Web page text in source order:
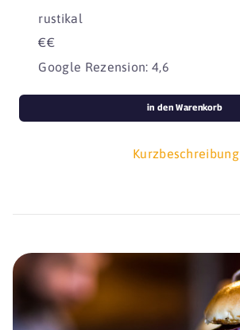
rustikal
€€
Google Rezension: 4,6
Kurzbeschreibung
in den Warenkorb